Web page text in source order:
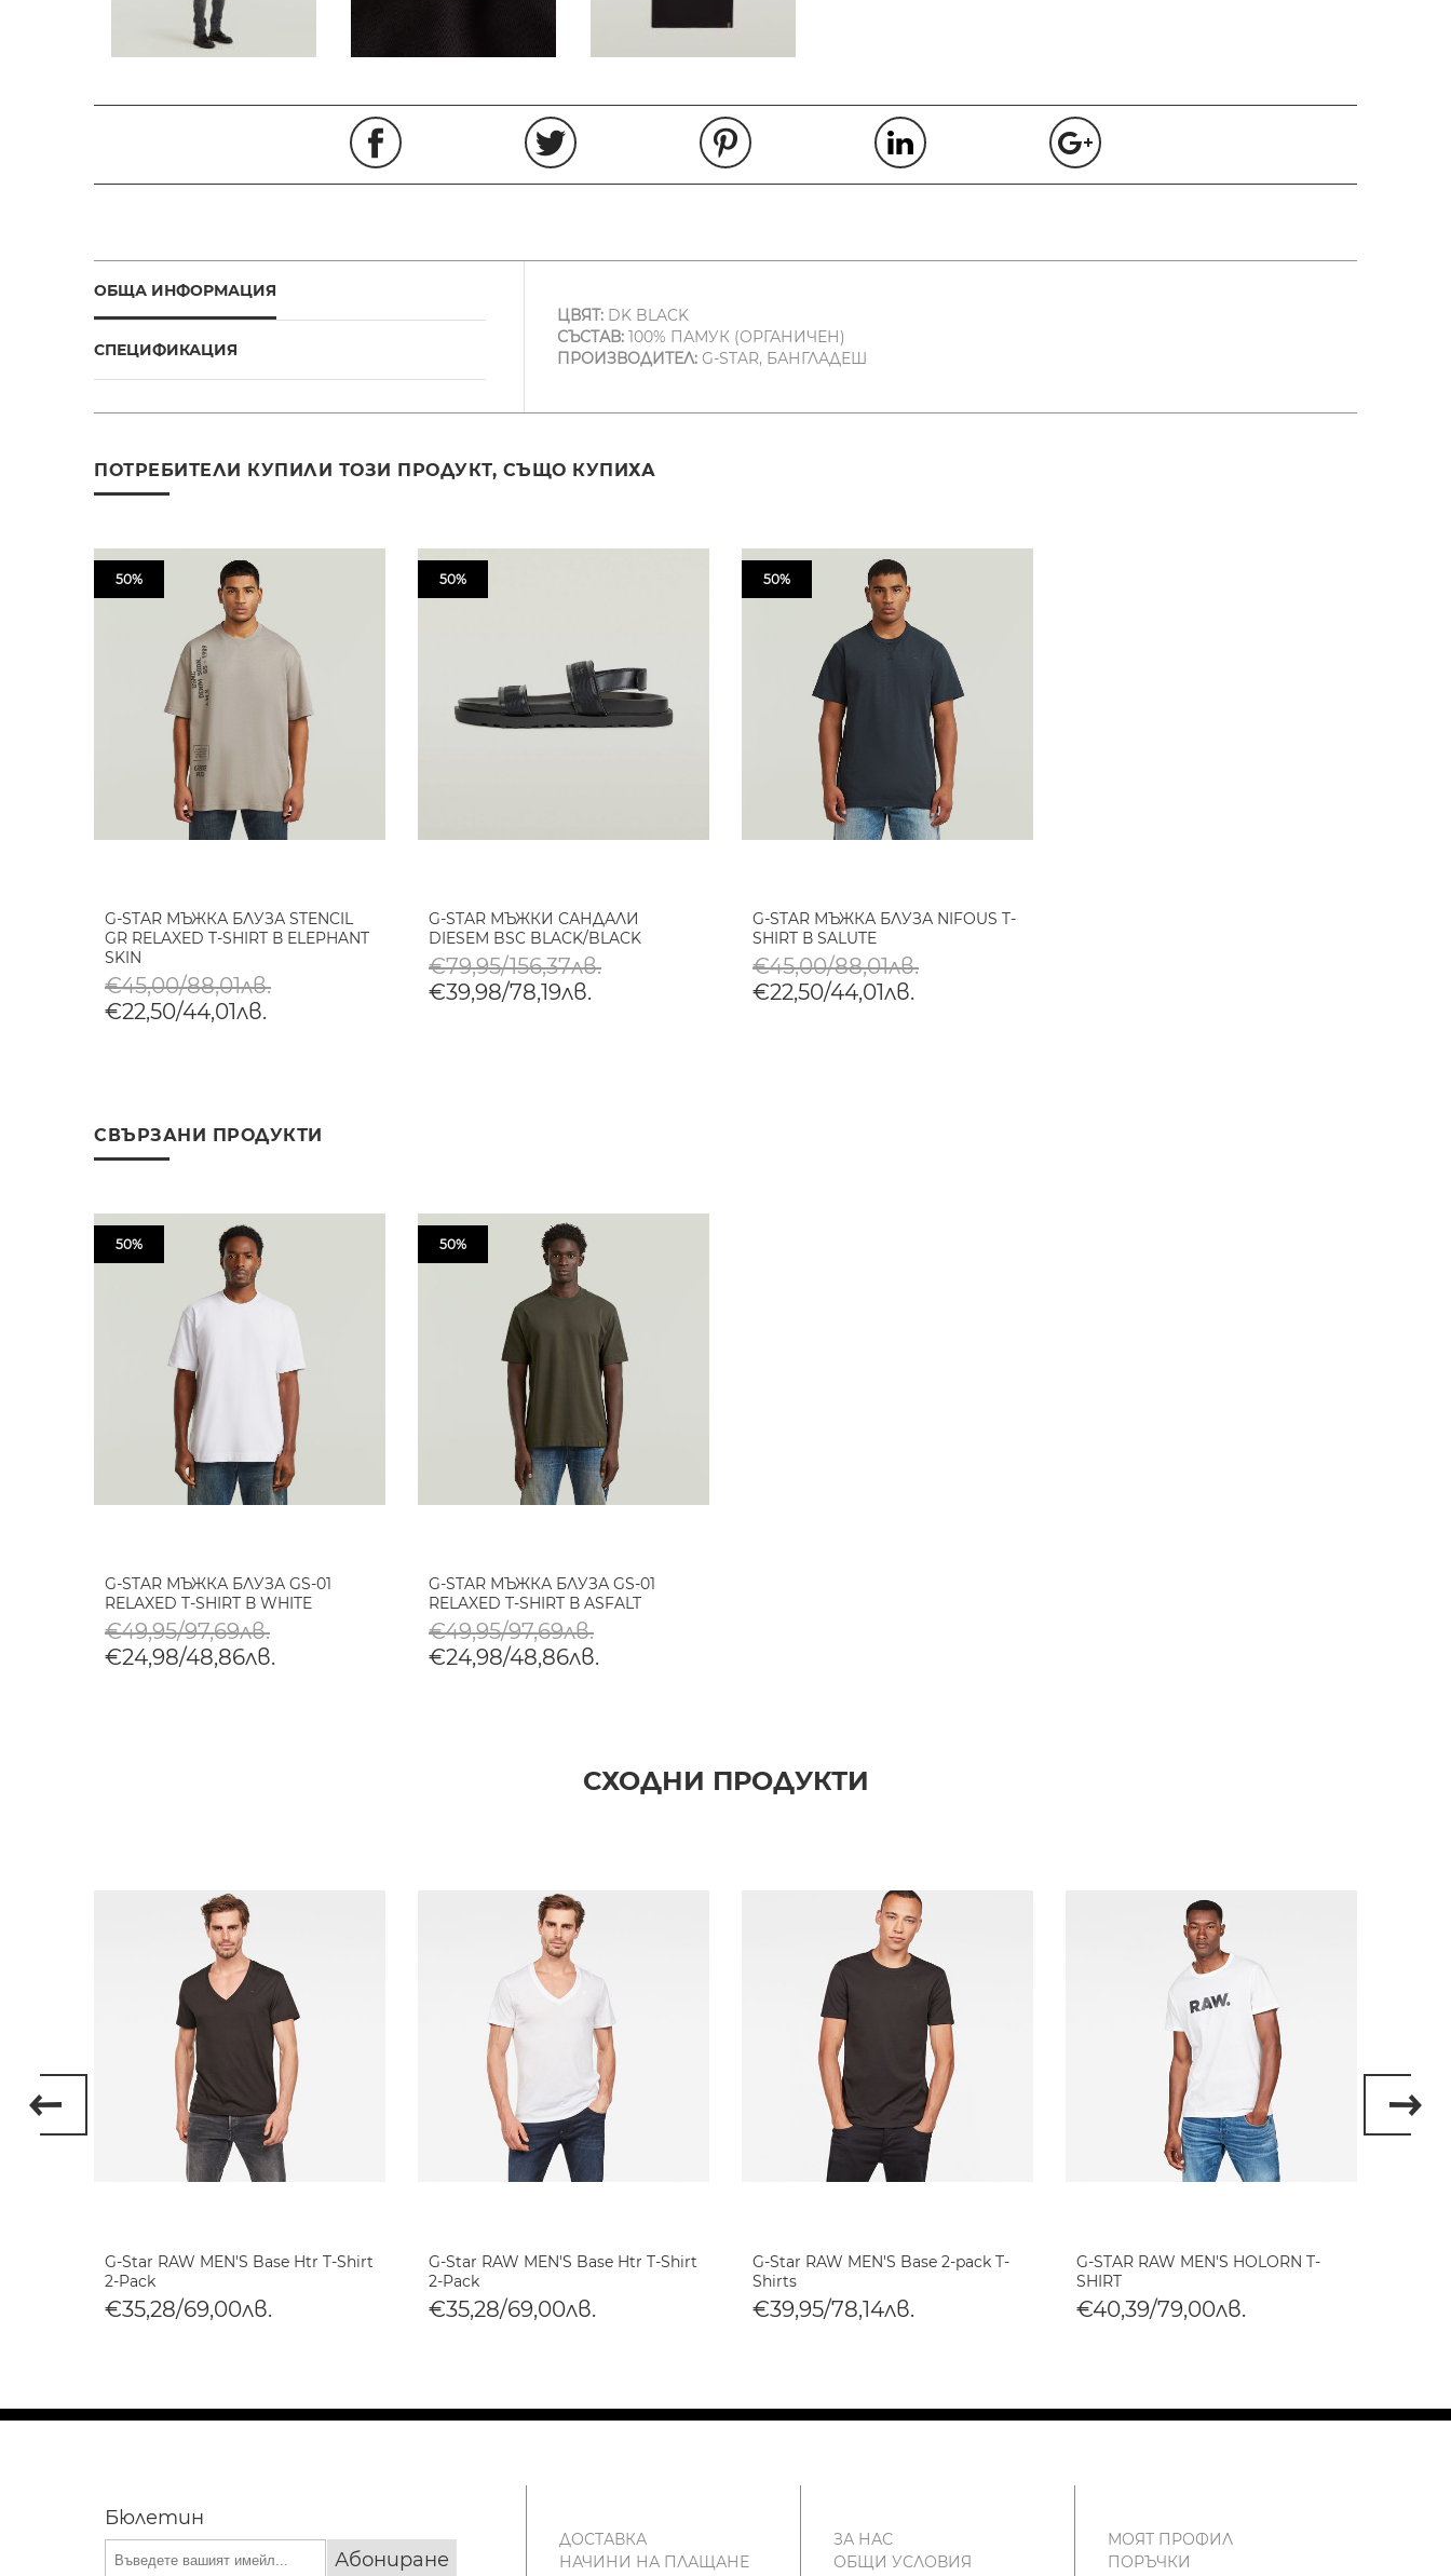
ОБЩА ИНФОРМАЦИЯ
СПЕЦИФИКАЦИЯ
ЦВЯТ:DK BLACK
СЪСТАВ:100% ПАМУК (ОРГАНИЧЕН)
ПРОИЗВОДИТЕЛ:G-STAR, БАНГЛАДЕШ
ПОТРЕБИТЕЛИ КУПИЛИ ТОЗИ ПРОДУКТ, СЪЩО КУПИХА
50%
G-STAR МЪЖКА БЛУЗА STENCIL
GR RELAXED T-SHIRT В ELEPHANT
SKIN
€45,00/88,01лв.
€22,50/44,01лв.
50%
G-STAR МЪЖКИ САНДАЛИ
DIESEM BSC BLACK/BLACK
€79,95/156,37лв.
€39,98/78,19лв.
50%
G-STAR МЪЖКА БЛУЗА NIFOUS T-
SHIRT В SALUTE
€45,00/88,01лв.
€22,50/44,01лв.
СВЪРЗАНИ ПРОДУКТИ
50%
G-STAR МЪЖКА БЛУЗА GS-01
RELAXED T-SHIRT В WHITE
€49,95/97,69лв.
€24,98/48,86лв.
50%
G-STAR МЪЖКА БЛУЗА GS-01
RELAXED T-SHIRT В ASFALT
€49,95/97,69лв.
€24,98/48,86лв.
СХОДНИ ПРОДУКТИ
G-Star RAW MEN'S Base Htr T-Shirt
2-Pack
€35,28/69,00лв.
G-Star RAW MEN'S Base Htr T-Shirt
2-Pack
€35,28/69,00лв.
G-Star RAW MEN'S Base 2-pack T-
Shirts
€39,95/78,14лв.
G-STAR RAW MEN'S HOLORN T-
SHIRT
€40,39/79,00лв.
Бюлетин
Абониране
ДОСТАВКА
НАЧИНИ НА ПЛАЩАНЕ
ЗА НАС
ОБЩИ УСЛОВИЯ
МОЯТ ПРОФИЛ
ПОРЪЧКИ